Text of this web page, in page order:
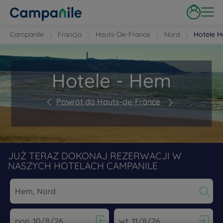
Campanile Francja Hauts-De-France Nord Hotele
Hotele - Hem
Powrót do Hauts-de-France
JUŻ TERAZ DOKONAJ REZERWACJI W
NASZYCH HOTELACH CAMPANILE